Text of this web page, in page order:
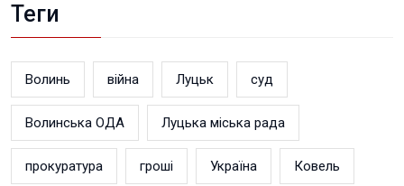
Теги
Волинь війна Луцьк суд
Волинська ОДА Луцька міська рада
прокуратура гроші Україна Ковель